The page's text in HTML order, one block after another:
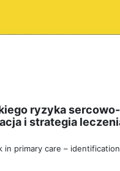
ryzyka
i strategia
primary care –